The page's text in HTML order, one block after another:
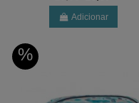
Adicionar
%